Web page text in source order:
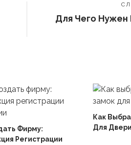
Для Чего Нужен
Фирму:
Регистрации
Как
Для Двери